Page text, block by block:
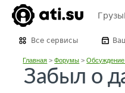
Грузы
Все сервисы
Главная >Форумы >Обсуждение
Забыл о